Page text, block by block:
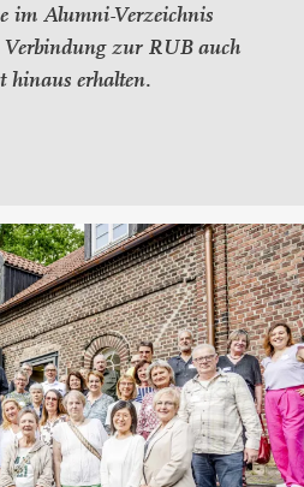
im Alumni-Verzeichnis
Verbindung zur RUB auch
hinaus erhalten.